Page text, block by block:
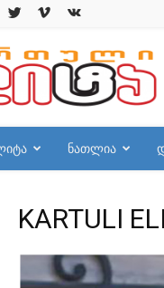
ნათლია
KARTULI